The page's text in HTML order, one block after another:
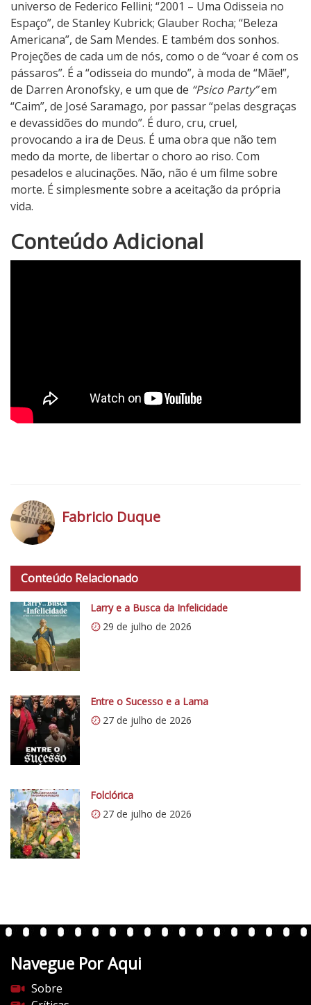
universo de Federico Fellini; “2001 – Uma Odisseia no
Espaço”, de Stanley Kubrick; Glauber Rocha; “Beleza
Americana”, de Sam Mendes. E também dos sonhos.
Projeções de cada um de nós, como o de “voar é com os
pássaros”. É a “odisseia do mundo”, à moda de “Mãe!”,
de Darren Aronofsky, e um que de “Psico Party”em
“Caim”, de José Saramago, por passar “pelas desgraças
e devassidões do mundo”. É duro, cru, cruel,
provocando a ira de Deus. É uma obra que não tem
medo da morte, de libertar o choro ao riso. Com
pesadelos e alucinações. Não, não é um filme sobre
morte. É simplesmente sobre a aceitação da própria
vida.
N
o
Conteúdo Adicional
t
p
s
:
/
/
0
.
w
p
.
c
o
m
/
v
n
e
s
Fabricio Duque
Conteúdo Relacionado
Larry e a Busca da Infelicidade
29 de julho de 2026
Entre o Sucesso e a Lama
27 de julho de 2026
Folclórica
27 de julho de 2026
Navegue Por Aqui
Sobre